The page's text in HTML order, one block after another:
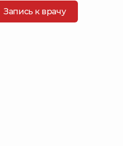
Запись к врачу